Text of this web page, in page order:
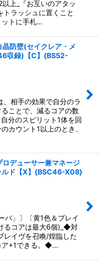
以上_『お互いのアタッ
トラッシュに置くこと
ットに手札…
防壁(セイクレア・メ
収録)【C】{BS52-
相手の効果で自分のラ
ことで、減るコアの数
分のスピリット1体を回
カウント1以上のとき、
デューサー兼マネージ
ルド【X】{BSC46-X08}
バ」〕〔黄1色＆ブレイ
るコアは最大6個)_◆対
レイヴを召喚/煌臨した
ア+1できる。◆…